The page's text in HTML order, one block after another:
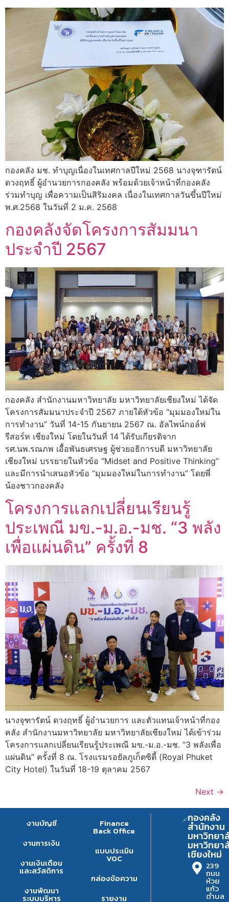
กองคลัง มช. ทำบุญเนื่องในเทศกาลปีใหม่ 2568 นางจุฑารัตน์
ดวงฤทธิ์ ผู้อำนวยการกองคลัง พร้อมด้วยเจ้าหน้าที่กองคลัง
ร่วมทำบุญ เพื่อความเป็นสิริมงคล เนื่องในเทศกาลวันขึ้นปีใหม่
พ.ศ.2568 ในวันที่ 2 ม.ค. 2568
กองคลังจัดโครงการสัมมนา
ประจำปี 2567
กองคลัง สำนักงานมหาวิทยาลัย มหาวิทยาลัยเชียงใหม่ ได้จัด
โครงการสัมมนาประจำปี 2567 ภายใต้หัวข้อ “มุมมองใหม่ใน
การทำงาน” วันที่ 14-15 กันยายน 2567 ณ. อัลไพน์กอล์ฟ
รีสอร์ท เชียงใหม่ โดยในวันที่ 14 ได้รับเกียรติจาก
รศ.นพ.รณภพ เอื้อพันธเศรษฐ ผู้ช่วยอธิการบดี มหาวิทยาลัย
เชียงใหม่ บรรยายในหัวข้อ “Midset and Positive Thinking”
และมีการนำเสนอหัวข้อ “มุมมองใหม่ในการทำงาน” โดยพี่
น้องชาวกองคลัง
โครงการแลกเปลี่ยนเรียนรู้
ประเพณี มข.-ม.อ.-มช. “3 พลัง
เพื่อแผ่นดิน” ครั้งที่ 8
นางจุฑารัตน์ ดวงฤทธิ์ ผู้อำนวยการ และตัวแทนเจ้าหน้าที่กอง
คลัง สำนักงานมหาวิทยาลัย มหาวิทยาลัยเชียงใหม่ ได้เข้าร่วม
โครงการแลกเปลี่ยนเรียนรู้ประเพณี มข.-ม.อ.-มช. “3 พลังเพื่อ
แผ่นดิน” ครั้งที่ 8 ณ. โรงแรมรอยัลภูเก็ตซิตี้ (Royal Phuket
City Hotel) ในวันที่ 18-19 ตุลาคม 2567
Next →
งานบัญชี
งานการเงิน
งานเงินเดือน
และสวัสดิการ
งานพัฒนา
ระบบบริหาร
Finance
Back Office
แบบประเมิน
VOC
กล่องข้อความ
รายงาน
กองคลัง
สำนักงาน
มหาวิทยา
มหาวิทยา
เชียงใหม่
239
ถนน
ห้วย
แก้ว
ตำบล